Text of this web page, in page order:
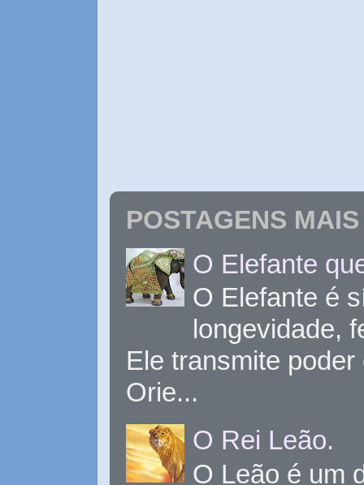
POSTAGENS
O Elefante
O Elefante é
longevidade,
Ele transmite
Orie...
O Rei Leão.
O Leão é um